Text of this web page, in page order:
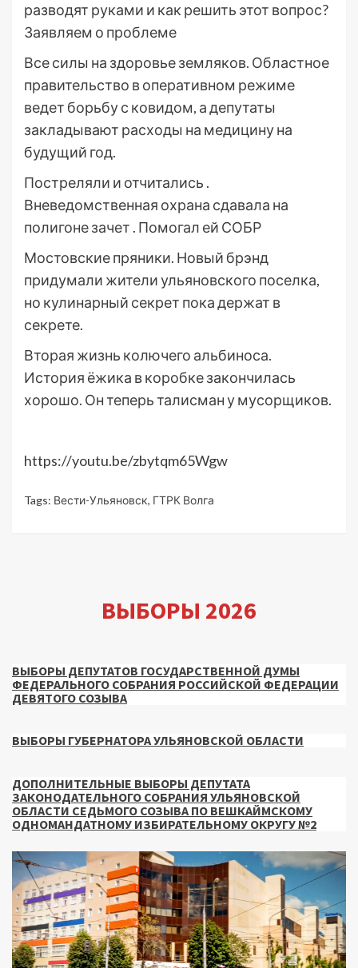
разводят руками и как решить этот вопрос?
Заявляем о проблеме
Все силы на здоровье земляков. Областное
правительство в оперативном режиме
ведет борьбу с ковидом, а депутаты
закладывают расходы на медицину на
будущий год.
Постреляли и отчитались .
Вневедомственная охрана сдавала на
полигоне зачет . Помогал ей СОБР
Мостовские пряники. Новый брэнд
придумали жители ульяновского поселка,
но кулинарный секрет пока держат в
секрете.
Вторая жизнь колючего альбиноса.
История ёжика в коробке закончилась
хорошо. Он теперь талисман у мусорщиков.
https://youtu.be/zbytqm65Wgw
Tags: Вести-Ульяновск, ГТРК Волга
ВЫБОРЫ 2026
ВЫБОРЫ ДЕПУТАТОВ ГОСУДАРСТВЕННОЙ ДУМЫ
ФЕДЕРАЛЬНОГО СОБРАНИЯ РОССИЙСКОЙ ФЕДЕРАЦИИ
ДЕВЯТОГО СОЗЫВА
ВЫБОРЫ ГУБЕРНАТОРА УЛЬЯНОВСКОЙ ОБЛАСТИ
ДОПОЛНИТЕЛЬНЫЕ ВЫБОРЫ ДЕПУТАТА
ЗАКОНОДАТЕЛЬНОГО СОБРАНИЯ УЛЬЯНОВСКОЙ
ОБЛАСТИ СЕДЬМОГО СОЗЫВА ПО ВЕШКАЙМСКОМУ
ОДНОМАНДАТНОМУ ИЗБИРАТЕЛЬНОМУ ОКРУГУ №2